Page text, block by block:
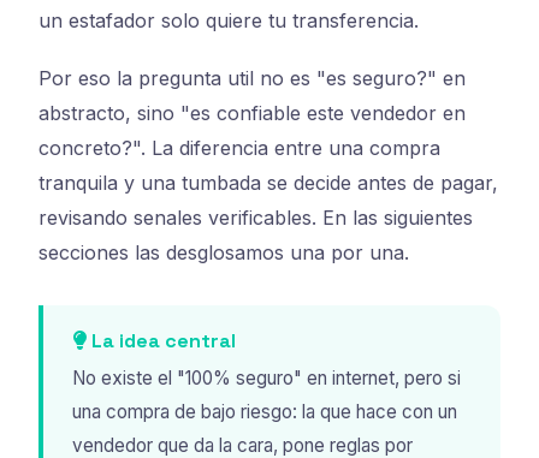
un estafador solo quiere tu transferencia.
Por eso la pregunta util no es "es seguro?" en
abstracto, sino "es confiable este vendedor en
concreto?". La diferencia entre una compra
tranquila y una tumbada se decide antes de pagar,
revisando senales verificables. En las siguientes
secciones las desglosamos una por una.
La idea central
No existe el "100% seguro" en internet, pero si
una compra de bajo riesgo: la que hace con un
vendedor que da la cara, pone reglas por